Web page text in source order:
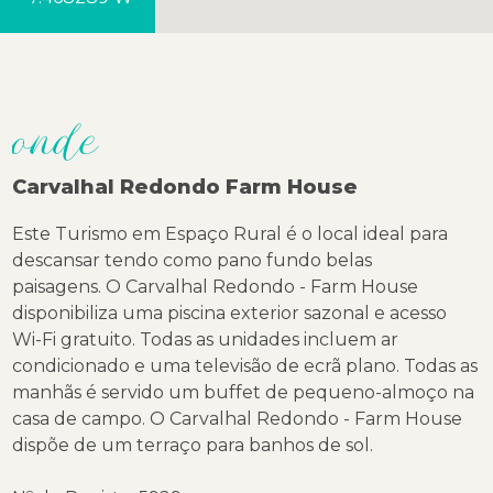
onde
Carvalhal Redondo Farm House
Este Turismo em Espaço Rural é o local ideal para
descansar tendo como pano fundo belas
paisagens. O Carvalhal Redondo - Farm House
disponibiliza uma piscina exterior sazonal e acesso
Wi-Fi gratuito. Todas as unidades incluem ar
condicionado e uma televisão de ecrã plano. Todas as
manhãs é servido um buffet de pequeno-almoço na
casa de campo. O Carvalhal Redondo - Farm House
dispõe de um terraço para banhos de sol.